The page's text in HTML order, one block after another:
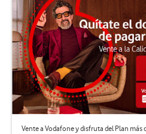
Vente a Vodafone y disfruta del Plan